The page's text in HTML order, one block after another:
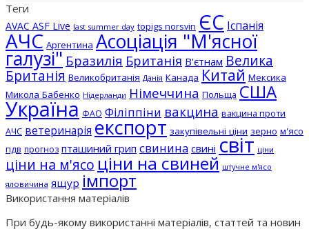
Теги
AVAC ASF Live last summer day topigs norsvin ЄС Іспанія
АЧС Аргентина Асоціація "М'ясної
галузі" Бразилія Британія В'єтнам Велика
Британія Великобританія Данія Канада Китай Мексика
Микола Бабенко Нідерланди Німеччина Польща США
Україна ФАО Філіппіни вакцина вакцина проти
АЧС ветеринарія експорт закупівельні ціни зерно м'ясо
пдв прогноз пташиний грип свинина свині світ ціни
ціни на м'ясо ціни на свиней штучне м'ясо
яловичина ящур імпорт
Використання матеріалів
При будь-якому використанні матеріалів, статтей та новин